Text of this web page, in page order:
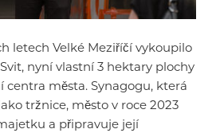
letech Velké Meziříčí vykoupilo
nyní vlastní 3 hektary plochy
centra města. Synagogu, která
tržnice, město v roce 2023
a připravuje její